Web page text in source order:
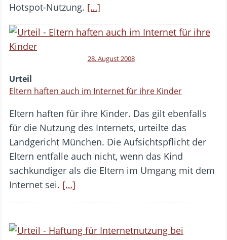
Hotspot-Nutzung. […]
28. August 2008
Urteil
Eltern haften auch im Internet für ihre Kinder
Eltern haften für ihre Kinder. Das gilt ebenfalls
für die Nutzung des Internets, urteilte das
Landgericht München. Die Aufsichtspflicht der
Eltern entfalle auch nicht, wenn das Kind
sachkundiger als die Eltern im Umgang mit dem
Internet sei. […]